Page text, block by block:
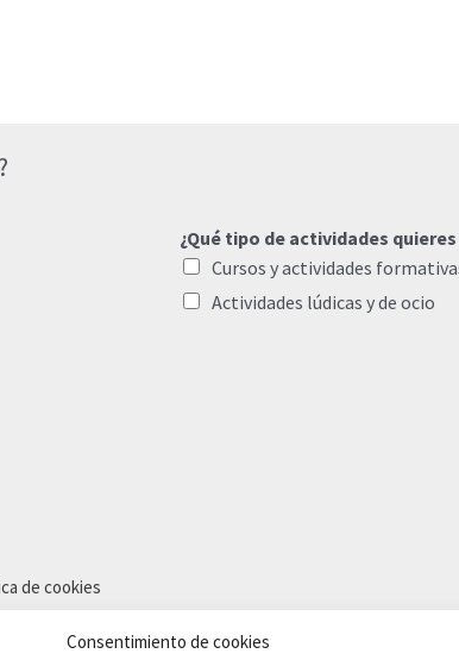
Consentimiento de cookies
¿Qué tipo de actividades
Cursos y actividades
Actividades lúdicas y de ocio
de cookies